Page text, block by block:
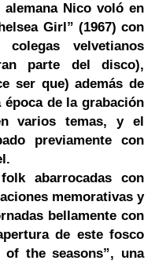
Nico voló en
Girl” (1967) con
velvetianos
parte del disco),
ser que) además de
de la grabación
varios temas, y el
previamente con
abarrocadas con
memorativas y
bellamente con
de este fosco
the seasons”, una